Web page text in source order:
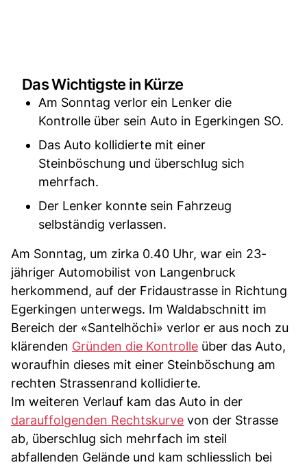
Das Wichtigste in Kürze
Am Sonntag verlor ein Lenker die
Kontrolle über sein Auto in Egerkingen SO.
Das Auto kollidierte mit einer
Steinböschung und überschlug sich
mehrfach.
Der Lenker konnte sein Fahrzeug
selbständig verlassen.
Am Sonntag, um zirka 0.40 Uhr, war ein 23-
jähriger Automobilist von Langenbruck
herkommend, auf der Fridaustrasse in Richtung
Egerkingen unterwegs. Im Waldabschnitt im
Bereich der «Santelhöchi» verlor er aus noch zu
klärenden Gründen die Kontrolle über das Auto,
woraufhin dieses mit einer Steinböschung am
rechten Strassenrand kollidierte.
Im weiteren Verlauf kam das Auto in der
darauffolgenden Rechtskurve von der Strasse
ab, überschlug sich mehrfach im steil
abfallenden Gelände und kam schliesslich bei